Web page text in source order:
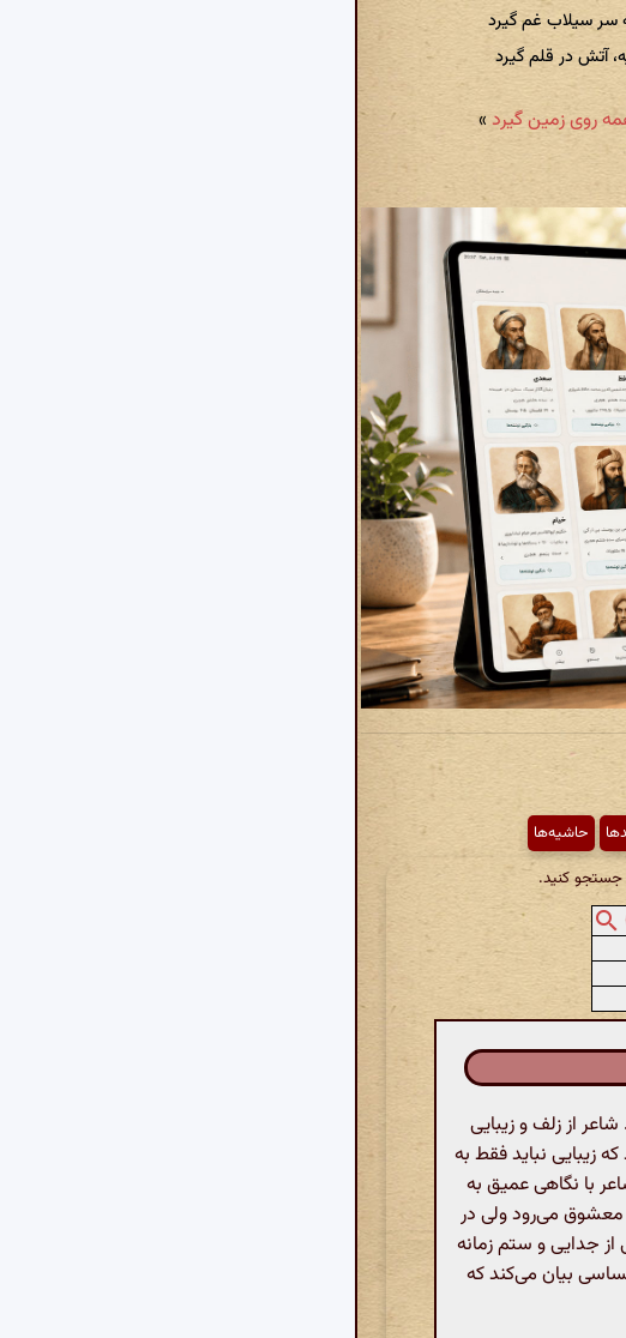
سر سیلاب غم گیرد
آتش در قلم گیرد
»
حاشیه‌ها
جستجو کنید.
از زلف و زیبایی
زیبایی نباید فقط به
با نگاهی عمیق به
معشوق می‌رود ولی در
جدایی و ستم زمانه
بیان می‌کند که